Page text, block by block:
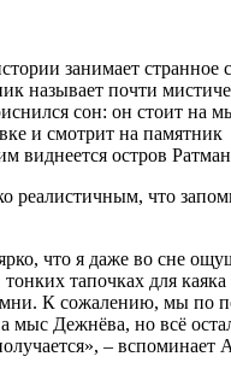
занимает странное
называет почти
сон: он стоит на
и смотрит на памятник
виднеется остров
реалистичным, что
что я даже во сне
тапочках для
К сожалению, мы по
мыс Дежнёва, но всё
– вспоминает